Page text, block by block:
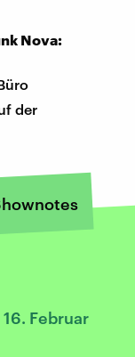
Nova:
der
Februar